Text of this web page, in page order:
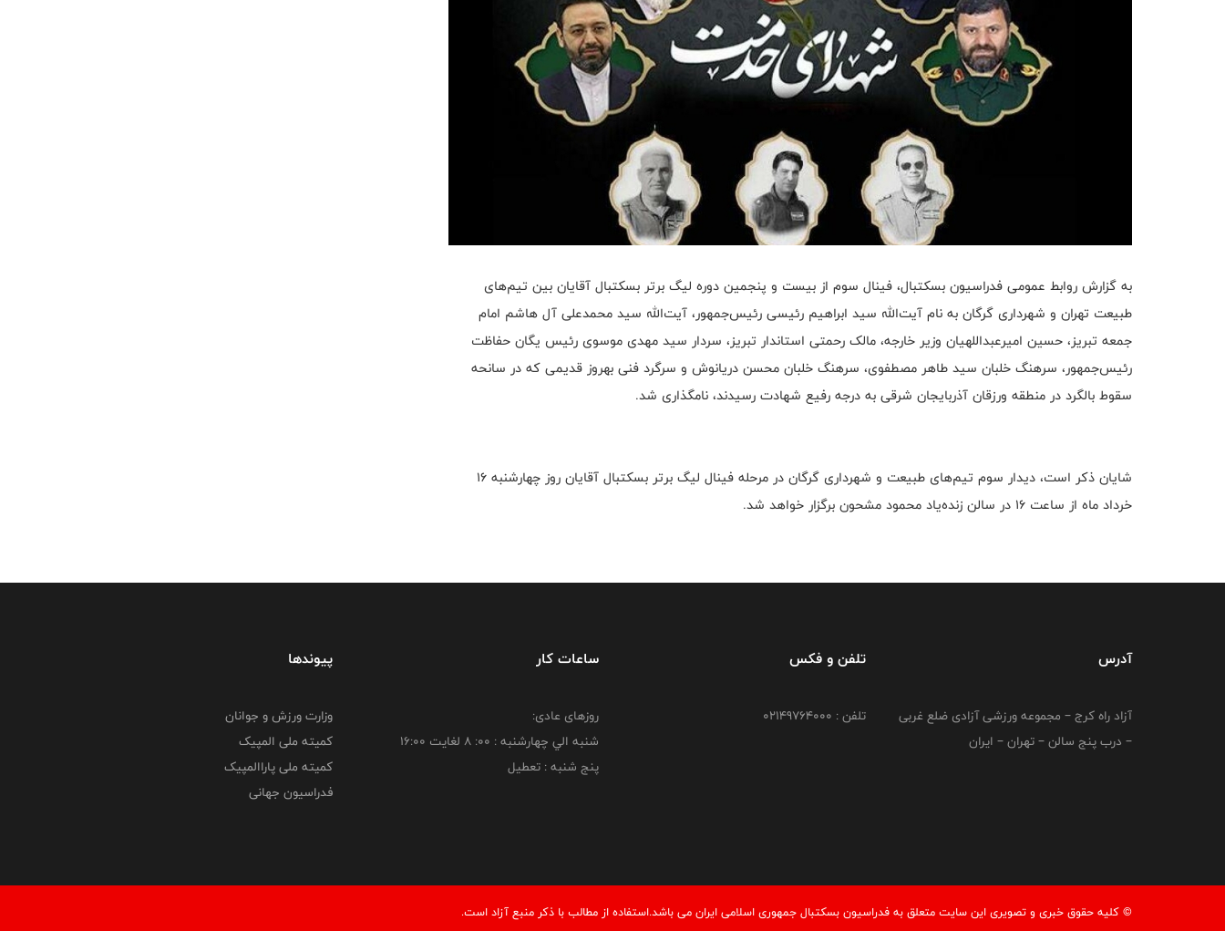
به گزارش روابط عمومی فدراسیون بسکتبال، فینال سوم از بیست و پنجمین دوره لیگ برتر بسکتبال آقایان بین تیم‌های
طبیعت تهران و شهرداری گرگان به نام آیت‌الله سید ابراهیم رئیسی رئیس‌جمهور، آیت‌الله سید محمدعلی آل هاشم امام
جمعه تبریز، حسین امیرعبداللهیان وزیر خارجه، مالک رحمتی استاندار تبریز، سردار سید مهدی موسوی رئیس یگان حفاظت
رئیس‌جمهور، سرهنگ خلبان سید طاهر مصطفوی، سرهنگ خلبان محسن دریانوش و سرگرد فنی بهروز قدیمی که در سانحه
سقوط بالگرد در منطقه ورزقان آذربایجان شرقی به درجه رفیع شهادت رسیدند، نامگذاری شد.
شایان ذکر است، دیدار سوم تیم‌های طبیعت و شهرداری گرگان در مرحله فینال لیگ برتر بسکتبال آقایان روز چهارشنبه ۱۶
خرداد ماه از ساعت ۱۶ در سالن زنده‌یاد محمود مشحون برگزار خواهد شد.
آدرس
آزاد راه کرج – مجموعه ورزشی آزادی ضلع غربی
– درب پنج سالن – تهران – ایران
تلفن و فکس
تلفن : 02149764000
ساعات کار
روزهای عادی:
شنبه الي چهارشنبه : 00: 8 لغايت 16:00
پنج شنبه : تعطیل
پیوندها
وزارت ورزش و جوانان
کمیته ملی المپیک
کمیته ملی پاراالمپیک
فدراسیون جهانی
© کليه حقوق خبری و تصويری اين سايت متعلق به فدراسیون بسکتبال جمهوری اسلامی ایران می باشد.استفاده از مطالب با ذكر منبع آزاد است.